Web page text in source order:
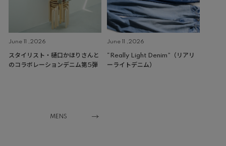
June 11 ,2026
スタイリスト・樋口かほりさんと
のコラボレーションデニム第5弾
June 11 ,2026
“Really Light Denim”（リアリ
ーライトデニム）
MENS